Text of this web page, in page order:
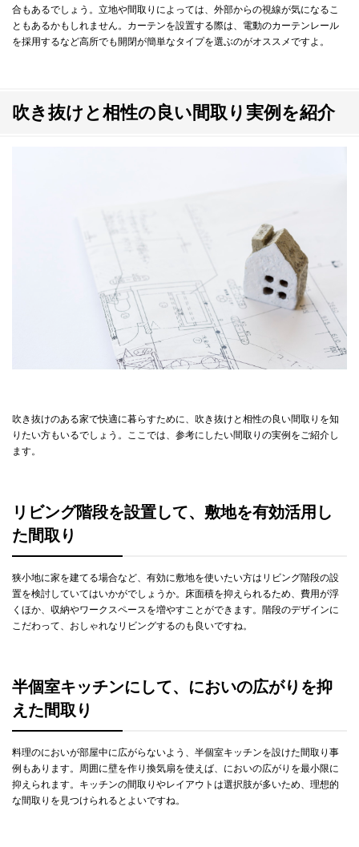
合もあるでしょう。立地や間取りによっては、外部からの視線が気になるこ
ともあるかもしれません。カーテンを設置する際は、電動のカーテンレール
を採用するなど高所でも開閉が簡単なタイプを選ぶのがオススメですよ。
吹き抜けと相性の良い間取り実例を紹介
吹き抜けのある家で快適に暮らすために、吹き抜けと相性の良い間取りを知
りたい方もいるでしょう。ここでは、参考にしたい間取りの実例をご紹介し
ます。
リビング階段を設置して、敷地を有効活用し
た間取り
狭小地に家を建てる場合など、有効に敷地を使いたい方はリビング階段の設
置を検討していてはいかがでしょうか。床面積を抑えられるため、費用が浮
くほか、収納やワークスペースを増やすことができます。階段のデザインに
こだわって、おしゃれなリビングするのも良いですね。
半個室キッチンにして、においの広がりを抑
えた間取り
料理のにおいが部屋中に広がらないよう、半個室キッチンを設けた間取り事
例もあります。周囲に壁を作り換気扇を使えば、においの広がりを最小限に
抑えられます。キッチンの間取りやレイアウトは選択肢が多いため、理想的
な間取りを見つけられるとよいですね。